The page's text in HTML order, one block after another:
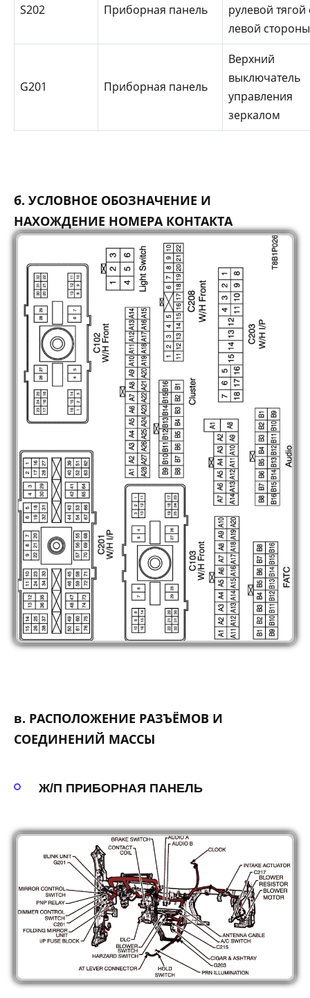
S202 Приборная панель
рулевой тягой
левой стороны
G201 Приборная панель
Верхний
выключатель
управления
зеркалом
б. УСЛОВНОЕ ОБОЗНАЧЕНИЕ И
НАХОЖДЕНИЕ НОМЕРА КОНТАКТА
в. РАСПОЛОЖЕНИЕ РАЗЪЁМОВ И
СОЕДИНЕНИЙ МАССЫ
Ж/П ПРИБОРНАЯ ПАНЕЛЬ